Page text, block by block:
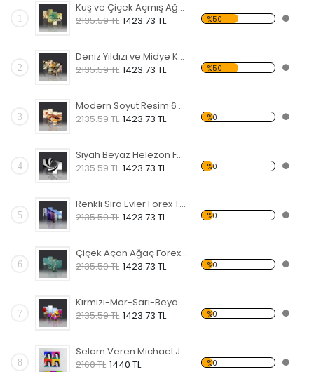
1
Kuş ve Çiçek Açmış Ağaç Forex Tablo
2135.59 TL 1423.73 TL %50
2
Deniz Yıldızı ve Midye Kabukları Forex Tablo
2135.59 TL 1423.73 TL %50
3
Modern Soyut Resim 6 Forex Tablo
2135.59 TL 1423.73 TL %0
4
Siyah Beyaz Helezon Forex Tablo
2135.59 TL 1423.73 TL %0
5
Renkli Sıra Evler Forex Tablo
2135.59 TL 1423.73 TL %0
6
Çiçek Açan Ağaç Forex Tablo
2135.59 TL 1423.73 TL %0
7
Kırmızı-Mor-Sarı-Beyaz Laleler Forex Tablo
2135.59 TL 1423.73 TL %0
8
Selam Veren Michael Jackson Forex Tablo
2160 TL 1440 TL %0